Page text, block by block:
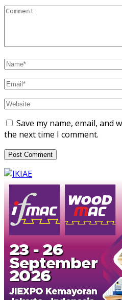
Save my name, email, and
the next time I comment.